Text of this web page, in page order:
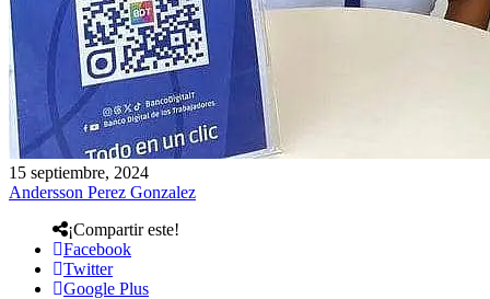
15 septiembre, 2024
Andersson Perez Gonzalez
¡Compartir este!
Facebook
Twitter
Google Plus